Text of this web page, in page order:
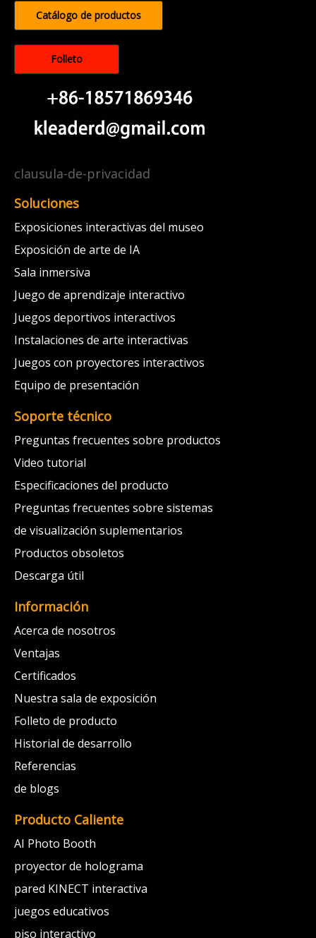
Catálogo de productos
Folleto
clausula-de-privacidad
Soluciones
Exposiciones interactivas del museo
Exposición de arte de IA
Sala inmersiva
Juego de aprendizaje interactivo
Juegos deportivos interactivos
Instalaciones de arte interactivas
Juegos con proyectores interactivos
Equipo de presentación
Soporte técnico
Preguntas frecuentes sobre productos
Video tutorial
Especificaciones del producto
Preguntas frecuentes sobre sistemas
de visualización suplementarios
Productos obsoletos
Descarga útil
Información
Acerca de nosotros
Ventajas
Certificados
Nuestra sala de exposición
Folleto de producto
Historial de desarrollo
Referencias
de blogs
Producto Caliente
AI Photo Booth
proyector de holograma
pared KINECT interactiva
juegos educativos
piso interactivo